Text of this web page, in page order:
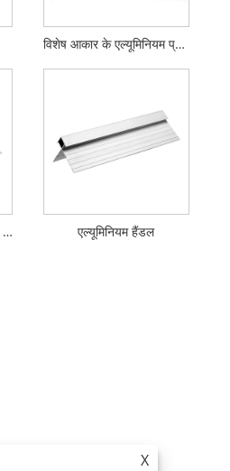
विशेष आकार के एल्यूमिनियम प्रोफाइल दरवाजे और खिड़कियां
एल्यूमिनियम रसोई खिड़की और दरवाजा पट्टी प्रोफाइल एल्यूमिनियम हैंडल
X